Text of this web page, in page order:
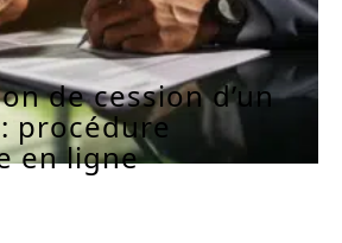
de cession d’un
procédure
en ligne